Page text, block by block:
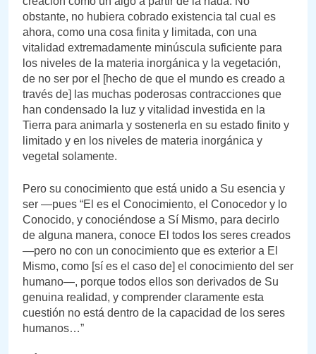
obstante, no hubiera cobrado existencia tal cual es
ahora, como una cosa finita y limitada, con una
vitalidad extremadamente minúscula suficiente para
los niveles de la materia inorgánica y la vegetación,
de no ser por el [hecho de que el mundo es creado a
través de] las muchas poderosas contracciones que
han condensado la luz y vitalidad investida en la
Tierra para animarla y sostenerla en su estado finito y
limitado y en los niveles de materia inorgánica y
vegetal solamente.
Pero su conocimiento que está unido a Su esencia y
ser —pues “El es el Conocimiento, el Conocedor y lo
Conocido, y conociéndose a Sí Mismo, para decirlo
de alguna manera, conoce El todos los seres creados
—pero no con un conocimiento que es exterior a El
Mismo, como [sí es el caso de] el conocimiento del ser
humano—, porque todos ellos son derivados de Su
genuina realidad, y comprender claramente esta
cuestión no está dentro de la capacidad de los seres
humanos…”